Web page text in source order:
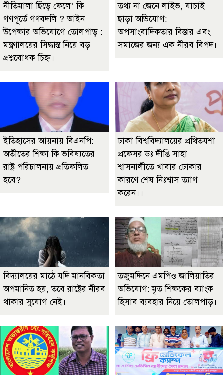
নীতিমালা ছিঁড়ে ফেলে’ কি
গণপূর্তে গণবদলি ? আইন
উপেক্ষার অভিযোগে তোলপাড় :
মন্ত্রণালয়ের সিদ্ধান্ত নিয়ে বড়
প্রশ্নবোধক চিহ্ন।
তথ্য না জেনে লাইভ, যাচাই
ছাড়া অভিযোগ:
অপসাংবাদিকতার বিস্তার এবং
সমাজের জন্য এক নীরব বিপদ।
ইতিহাসের আয়নায় বিএনপি:
অতীতের শিক্ষা কি ভবিষ্যতের
রাষ্ট্র পরিচালনায় প্রতিফলিত
হবে?
ঢাকা বিশ্ববিদ্যালয়ের প্রথিতযশা
প্রফেসর ডঃ দীপ্তি সাহা
শ্বাসনালীতে খাবার ঢোকার
কারণে শেষ নিঃশ্বাস ত্যাগ
করেন।।
বিদ্যালয়ের মাঠে যদি মানবিকতা
অপমানিত হয়, তবে রাষ্ট্রের নীরব
থাকার সুযোগ নেই।
তজুমদ্দিনে এমপিও জালিয়াতির
অভিযোগ: মৃত শিক্ষকের ব্যাংক
হিসাব ব্যবহার নিয়ে তোলপাড়।